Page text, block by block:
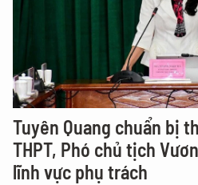
Tuyên Quang chuẩn bị
THPT, Phó chủ tịch
lĩnh vực phụ trách